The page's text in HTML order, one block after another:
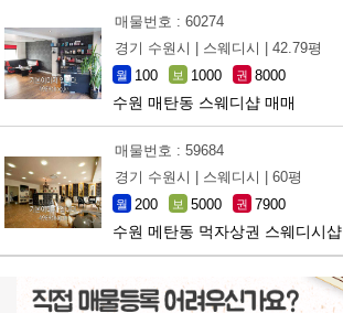
매물번호 : 60274
경기 수원시 |
스웨디시 | 42.79평
월 100 보 1000 권 8000
수원 매탄동 스웨디샵 매매
매물번호 : 59684
경기 수원시 |
스웨디시 | 60평
월 200 보 5000 권 7900
수원 메탄동 먹자상권 스웨디시샵